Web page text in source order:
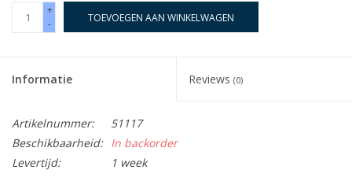
+
-
TOEVOEGEN AAN WINKELWAGEN
Informatie Reviews (0)
Artikelnummer:
51117
Beschikbaarheid: In backorder
Levertijd:
1 week